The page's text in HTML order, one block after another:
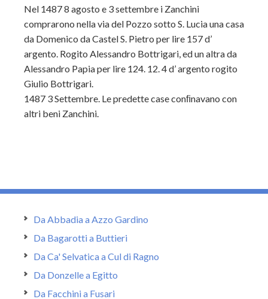
Nel 1487 8 agosto e 3 settembre i Zanchini
comprarono nella via del Pozzo sotto S. Lucia una casa
da Domenico da Castel S. Pietro per lire 157 d’
argento. Rogito Alessandro Bottrigari, ed un altra da
Alessandro Papia per lire 124. 12. 4 d’ argento rogito
Giulio Bottrigari.
1487 3 Settembre. Le predette case conﬁnavano con
altri beni Zanchini.
Da Abbadia a Azzo Gardino
Da Bagarotti a Buttieri
Da Ca' Selvatica a Cul di Ragno
Da Donzelle a Egitto
Da Facchini a Fusari